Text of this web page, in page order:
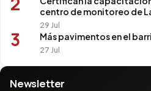
centro de monitoreo de
29 Jul
3 Más pavimentos en el
27 Jul
Newsletter